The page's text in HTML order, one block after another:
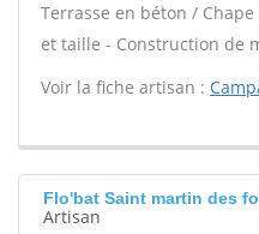
Terrasse en béton /
et taille - Construction de
Voir la fiche artisan :
Flo'bat Saint martin des
Artisan